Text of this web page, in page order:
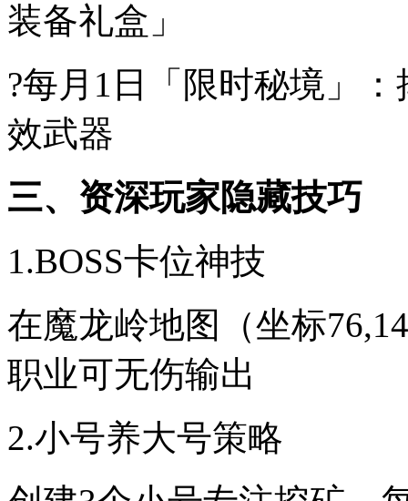
装备礼盒」
?每月1日「限时秘境」
效武器
三、资深玩家隐藏技巧
1.BOSS卡位神技
在魔龙岭地图（坐标
职业可无伤输出
2.小号养大号策略